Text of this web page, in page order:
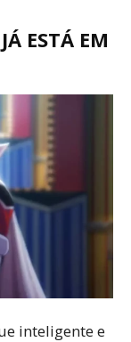
ESTÁ EM
inteligente e